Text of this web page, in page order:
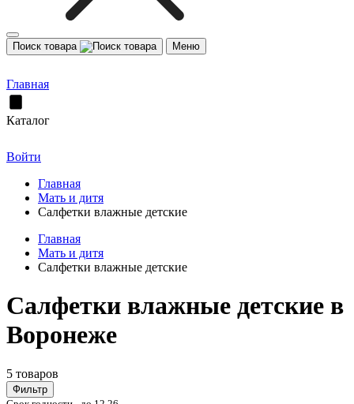
Поиск товара Меню
Главная
Каталог
Войти
Главная
Мать и дитя
Салфетки влажные детские
Главная
Мать и дитя
Салфетки влажные детские
Салфетки влажные детские в
Воронеже
5 товаров
Фильтр